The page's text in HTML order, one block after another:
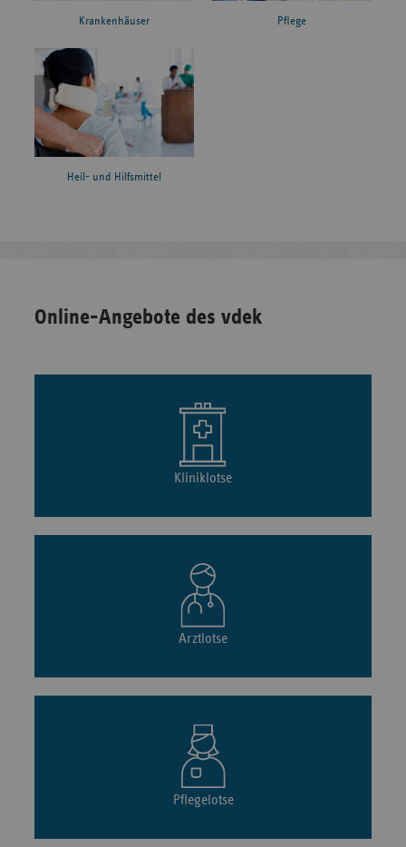
Krankenhäuser Pflege
Heil- und Hilfsmittel
Online-Angebote des vdek
Kliniklotse
Arztlotse
Pflegelotse